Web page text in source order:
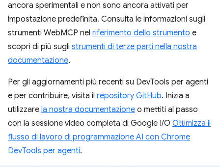
ancora sperimentali e non sono ancora attivati per
impostazione predefinita. Consulta le informazioni sugli
strumenti WebMCP nel riferimento dello strumento e
scopri di più sugli strumenti di terze parti nella nostra
documentazione.
Per gli aggiornamenti più recenti su DevTools per agenti
e per contribuire, visita il repository GitHub. Inizia a
utilizzare la nostra documentazione o mettiti al passo
con la sessione video completa di Google I/O Ottimizza il
flusso di lavoro di programmazione AI con Chrome
DevTools per agenti.